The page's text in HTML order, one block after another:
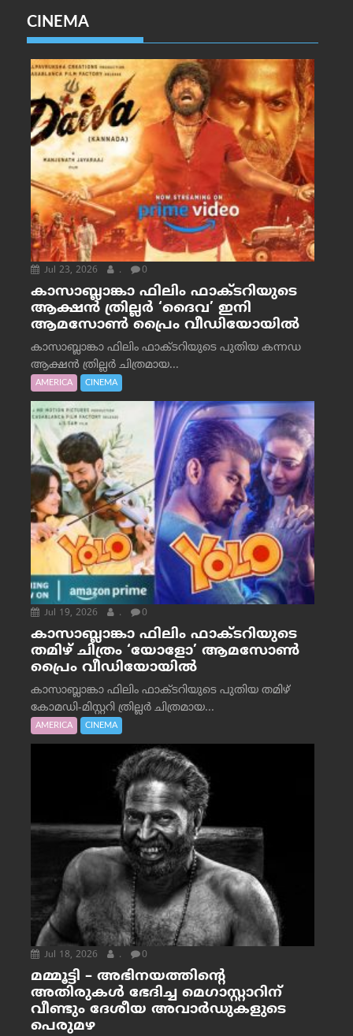
CINEMA
Jul 23, 2026 . 0
കാസാബ്ലാങ്കാ ഫിലിം ഫാക്ടറിയുടെ
ആക്ഷൻ ത്രില്ലർ ‘ദൈവ’ ഇനി
ആമസോൺ പ്രൈം വീഡിയോയിൽ
കാസാബ്ലാങ്കാ ഫിലിം ഫാക്ടറിയുടെ പുതിയ കന്നഡ
ആക്ഷൻ ത്രില്ലർ ചിത്രമായ...
AMERICA CINEMA
Jul 19, 2026 . 0
കാസാബ്ലാങ്കാ ഫിലിം ഫാക്ടറിയുടെ
തമിഴ് ചിത്രം ‘യോളോ’ ആമസോൺ
പ്രൈം വീഡിയോയിൽ
കാസാബ്ലാങ്കാ ഫിലിം ഫാക്ടറിയുടെ പുതിയ തമിഴ്
കോമഡി-മിസ്റ്ററി ത്രില്ലർ ചിത്രമായ...
AMERICA CINEMA
Jul 18, 2026 . 0
മമ്മൂട്ടി – അഭിനയത്തിന്റെ
അതിരുകൾ ഭേദിച്ച മെഗാസ്റ്റാറിന്
വീണ്ടും ദേശീയ അവാർഡുകളുടെ
പെരുമഴ